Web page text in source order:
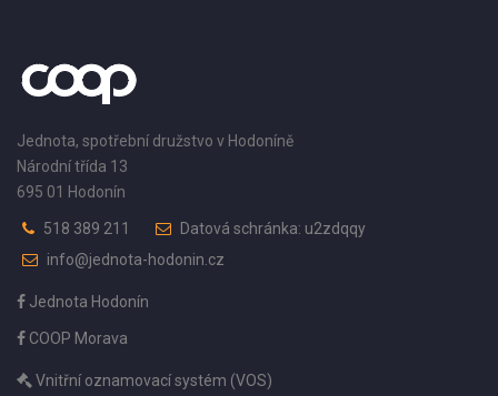
Jednota, spotřební družstvo v Hodoníně
Národní třída 13
695 01 Hodonín
518 389 211
Datová schránka: u2zdqqy
info@jednota-hodonin.cz
Jednota Hodonín
COOP Morava
Vnitřní oznamovací systém (VOS)